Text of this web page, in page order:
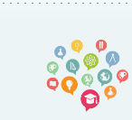
Перейти
контенту